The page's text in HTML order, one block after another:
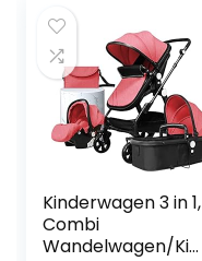
Kinderwagen 3 in 1,
Combi
Wandelwagen/Kin